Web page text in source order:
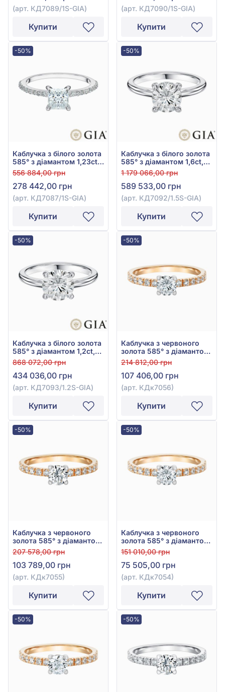
(арт. КД7089/1S-GIA)
Купити
(арт. КД7090/1S-GIA)
Купити
-50%
Каблучка з білого золота
585° з діамантом 1,23ct,
арт. КД7087/1S-GIA
556 884,00 грн
278 442,00 грн
(арт. КД7087/1S-GIA)
Купити
-50%
Каблучка з білого золота
585° з діамантом 1,6ct,
арт. КД7092/1.5S-GIA
1 179 066,00 грн
589 533,00 грн
(арт. КД7092/1.5S-GIA)
Купити
-50%
Каблучка з білого золота
585° з діамантом 1,2ct,
арт. КД7093/1.2S-GIA
868 072,00 грн
434 036,00 грн
(арт. КД7093/1.2S-GIA)
Купити
-50%
Каблучка з червоного
золота 585° з діамантом
0,83ct, арт. КДк7056
214 812,00 грн
107 406,00 грн
(арт. КДк7056)
Купити
-50%
Каблучка з червоного
золота 585° з діамантом
0,77ct, арт. КДк7055
207 578,00 грн
103 789,00 грн
(арт. КДк7055)
Купити
-50%
Каблучка з червоного
золота 585° з діамантом
0,55ct, арт. КДк7054
151 010,00 грн
75 505,00 грн
(арт. КДк7054)
Купити
-50% -50%